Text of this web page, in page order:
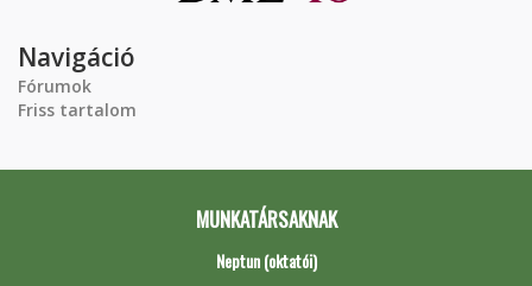
Navigáció
Fórumok
Friss tartalom
MUNKATÁRSAKNAK
Neptun (oktatói)